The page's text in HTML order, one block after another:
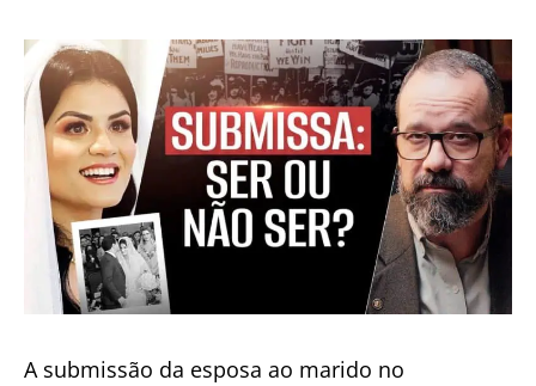
por
25
anos”
publicação
A submissão da esposa ao marido no